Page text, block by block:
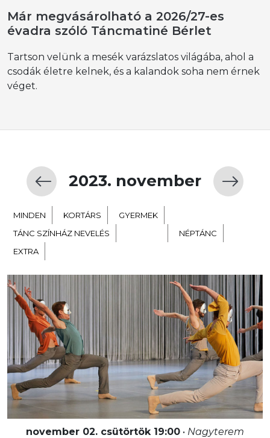
Már megvásárolható a 2026/27-es
évadra szóló Táncmatiné Bérlet
Tartson velünk a mesék varázslatos világába, ahol a
csodák életre kelnek, és a kalandok soha nem érnek
véget.
2023. november
MINDEN KORTÁRS
GYERMEK
TÁNC SZÍNHÁZ NEVELÉS
NÉPTÁNC
EXTRA
november 02. csütörtök 19:00 • Nagyterem